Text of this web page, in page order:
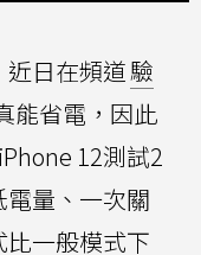
日在頻道驗
能省電，因此
12測試2
電量、一次關
一般模式下